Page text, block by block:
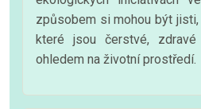
způsobem si mohou být jisti,
které jsou čerstvé,
ohledem na životní prostředí.